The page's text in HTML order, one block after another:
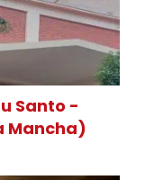
Santo -
Mancha)